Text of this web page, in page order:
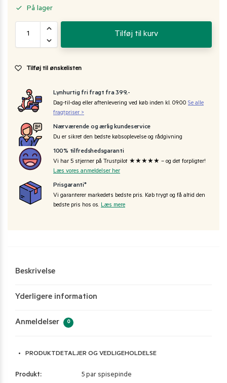
På lager
Tilføj til kurv
Tilføj til ønskelisten
Lynhurtig fri fragt fra 399,-
Dag-til-dag eller aftenlevering ved køb inden kl. 09:00 Se alle
fragtpriser >
Nærværende og ærlig kundeservice
Du er sikret den bedste købsoplevelse og rådgivning
100% tilfredshedsgaranti
Vi har 5 stjerner på Trustpilot ★★★★★ – og det forpligter!
Læs vores anmeldelser her
Prisgaranti*
Vi garanterer markedets bedste pris. Køb trygt og få altid den
bedste pris hos os. Læs mere
Beskrivelse
Yderligere information
Anmeldelser 0
PRODUKTDETALJER OG VEDLIGEHOLDELSE
Produkt:
5 par spisepinde